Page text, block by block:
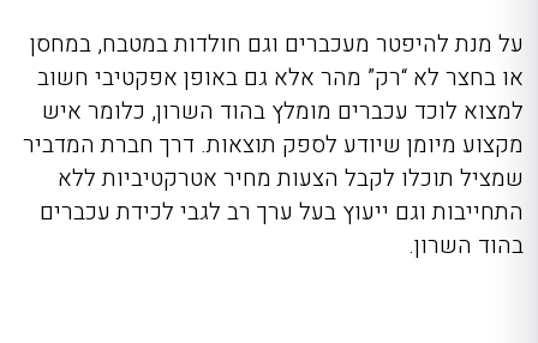
על מנת להיפטר מעכברים וגם חולדות במטבח, במחסן
או בחצר לא “רק” מהר אלא גם באופן אפקטיבי חשוב
למצוא לוכד עכברים מומלץ בהוד השרון, כלומר איש
מקצוע מיומן שיודע לספק תוצאות. דרך חברת המדביר
שמציל תוכלו לקבל הצעות מחיר אטרקטיביות ללא
התחייבות וגם ייעוץ בעל ערך רב לגבי לכידת עכברים
בהוד השרון.